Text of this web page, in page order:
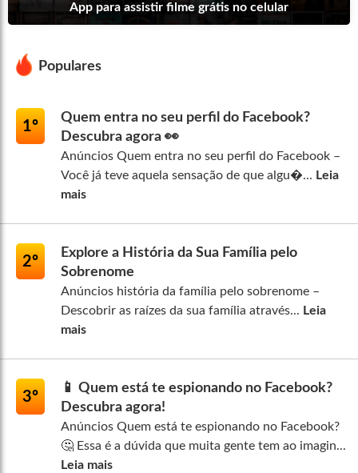
App para assistir filme grátis no celular
Populares
1º
Quem entra no seu perfil do Facebook?
Descubra agora 👀
Anúncios Quem entra no seu perfil do Facebook –
Você já teve aquela sensação de que algu�... Leia
mais
2º
Explore a História da Sua Família pelo
Sobrenome
Anúncios história da família pelo sobrenome –
Descobrir as raízes da sua família através... Leia
mais
3º
📱 Quem está te espionando no Facebook?
Descubra agora!
Anúncios Quem está te espionando no Facebook?
🤔 Essa é a dúvida que muita gente tem ao imagin...
Leia mais